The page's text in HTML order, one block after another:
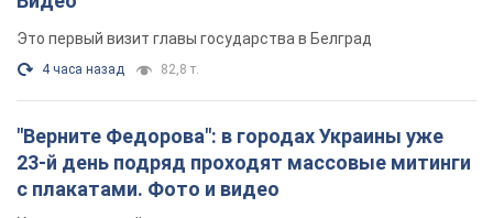
Сенат США одобрил законопроект Грэма о
санкциях против России: что дальше
4 часа назад 4,8 т.